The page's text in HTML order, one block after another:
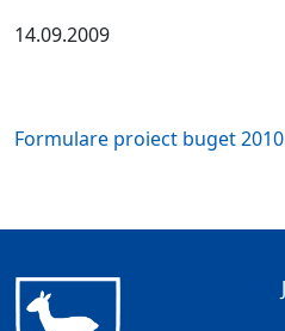
14.09.2009
Formulare proiect buget